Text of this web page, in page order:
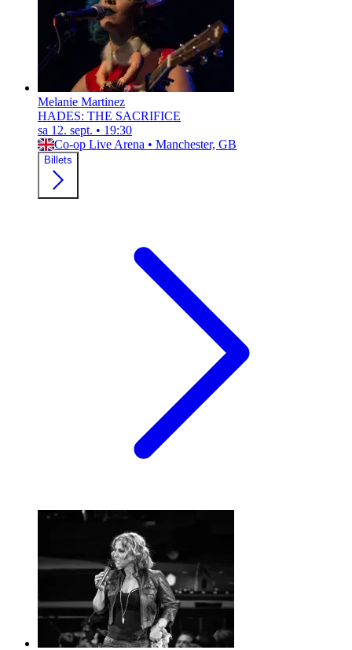
Melanie Martinez
HADES: THE SACRIFICE
sa 12. sept. • 19:30
Co-op Live Arena • Manchester, GB
Billets